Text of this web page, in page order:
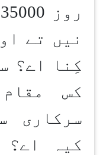
نیں تے
کِنا اے؟
کس
سرکاری
کیہ